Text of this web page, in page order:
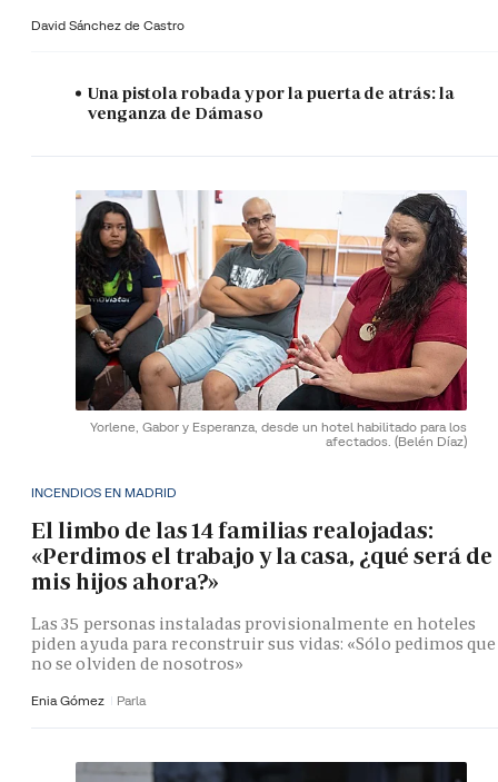
David Sánchez de Castro
Una pistola robada y por la puerta de atrás: la
venganza de Dámaso
Yorlene, Gabor y Esperanza, desde un hotel habilitado para los
afectados. (Belén Díaz)
INCENDIOS EN MADRID
El limbo de las 14 familias realojadas:
«Perdimos el trabajo y la casa, ¿qué será de
mis hijos ahora?»
Las 35 personas instaladas provisionalmente en hoteles
piden ayuda para reconstruir sus vidas: «Sólo pedimos que
no se olviden de nosotros»
Enia Gómez Parla